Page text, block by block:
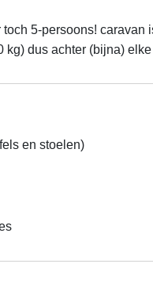
5-persoons!
kg) dus achter (bijna)
en stoelen)